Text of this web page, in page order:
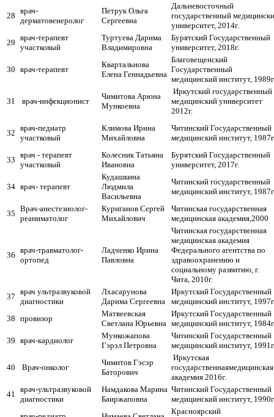
28
врач-
дерматовенеролог
Петрук Ольга
Сергеевна
Дальневосточный
государственный
университет, 2014г.
29
врач-терапевт
участковый
Туртуева Дарима
Владимировна
Бурятский Государственный
университет, 2018г.
30 врач-терапевт
Квартальнова
Елена Геннадьевна
Благовещенский
Государственный
медицинский институт,
31 врач-инфекционист
Чимитова Арюна
Мункоевна
Иркутский государственный
медицинский университет
2012г.
32
врач-педиатр
участковый
Климова Ирина
Михайловна
Читинский Государственный
медицинский институт,
33
врач - терапевт
участковый
Колесник Татьяна
Ивановна
Бурятский Государственный
университет, 2017г.
34 врач- терапевт
Кудашкина
Людмила
Васильевна
Читинский государственный
медицинский институт,
35
Врач-анестезиолог-
реаниматолог
Куриганов Сергей
Михайлович
Читинская государственная
медицинская академия,2000
36
врач-травматолог-
ортопед
Ладченко Ирина
Павловна
Читинская государственная
медицинская академия
Федерального агентства по
здравоохранению и
социальному развитию, г.
Чита, 2010г.
37
врач ультразвуковой
диагностики
Лхасарунова
Дарима Сергеевна
Иркутский Государственный
медицинский институт,
38 провизор
Матвеевская
Светлана Юрьевна
Иркутский Государственный
медицинский институт,
39 врач-кардиолог
Мункожапова
Гэрэл Петровна
Читинский Государственный
медицинский институт,
40 Врач-онколог
Чимитов Гэсэр
Баторович
Иркутская
государственнаямедицинская
академия 2016г.
41
врач-ультразвуковой
диагностики
Намдакова Марина
Баиржаповна
Читинский Государственный
медицинский институт,
Красноярский